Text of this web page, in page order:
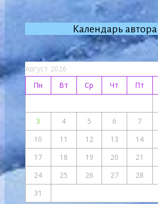
Календарь автора
Август 2026
Пн
Вт Ср Чт Пт
3
4 5 6 7
10
11 12 13 14
17
18 19 20 21
24
25 26 27 28
31